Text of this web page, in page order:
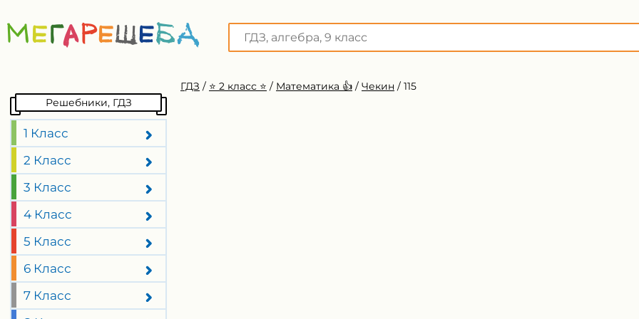
Решебники, ГДЗ
1 Класс
2 Класс
3 Класс
4 Класс
5 Класс
6 Класс
7 Класс
ГДЗ / ⭐️ 2 класс ⭐️ / Математика 👍 / Чекин / 115